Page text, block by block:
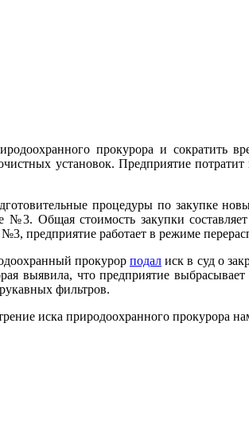
прокурора и сократить
установок. Предприятие
процедуры по закупке
№3. Общая стоимость закупки
предприятие работает в режиме
прокурор подалиск в суд о
выявила, что предприятие
фильтров.
иска природоохранного прокурора